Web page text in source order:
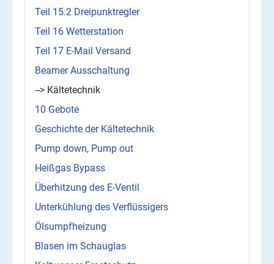
Teil 15.2 Dreipunktregler
Teil 16 Wetterstation
Teil 17 E-Mail Versand
Beamer Ausschaltung
--> Kältetechnik
10 Gebote
Geschichte der Kältetechnik
Pump down, Pump out
Heißgas Bypass
Überhitzung des E-Ventil
Unterkühlung des Verflüssigers
Ölsumpfheizung
Blasen im Schauglas